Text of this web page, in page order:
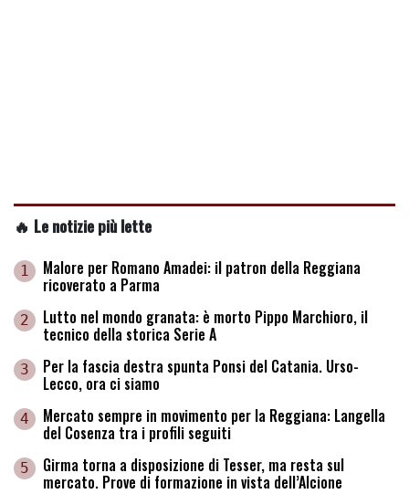
🔥 Le notizie più lette
1 Malore per Romano Amadei: il patron della Reggiana
ricoverato a Parma
2 Lutto nel mondo granata: è morto Pippo Marchioro, il
tecnico della storica Serie A
3 Per la fascia destra spunta Ponsi del Catania. Urso-
Lecco, ora ci siamo
4 Mercato sempre in movimento per la Reggiana: Langella
del Cosenza tra i profili seguiti
5 Girma torna a disposizione di Tesser, ma resta sul
mercato. Prove di formazione in vista dell’Alcione